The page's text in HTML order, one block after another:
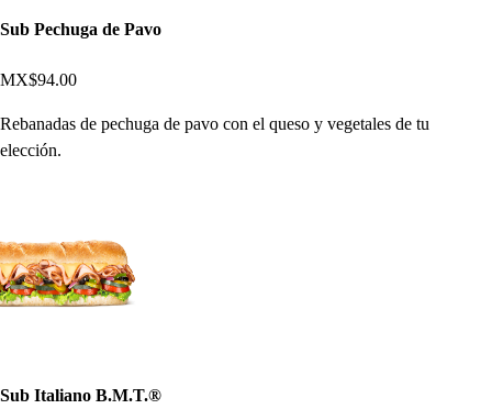
Sub Pechuga de Pavo
MX$94.00
Rebanadas de pechuga de pavo con el queso y vegetales de tu
elección.
Sub Italiano B.M.T.®